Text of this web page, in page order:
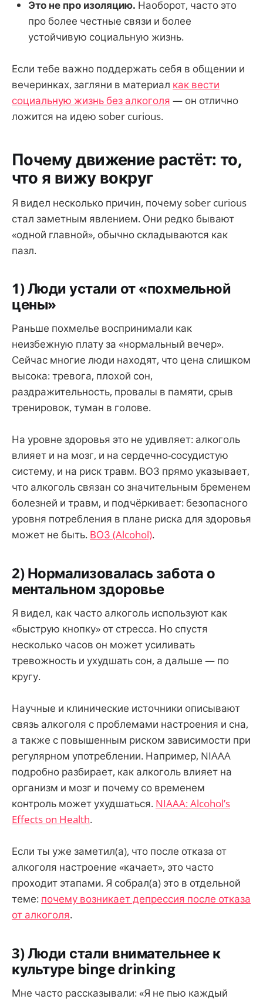
Это не про изоляцию. Наоборот, часто это
про более честные связи и более
устойчивую социальную жизнь.
Если тебе важно поддержать себя в общении и
вечеринках, загляни в материал как вести
социальную жизнь без алкоголя — он отлично
ложится на идею sober curious.
Почему движение растёт: то,
что я вижу вокруг
Я видел несколько причин, почему sober curious
стал заметным явлением. Они редко бывают
«одной главной», обычно складываются как
пазл.
1) Люди устали от «похмельной
цены»
Раньше похмелье воспринимали как
неизбежную плату за «нормальный вечер».
Сейчас многие люди находят, что цена слишком
высока: тревога, плохой сон,
раздражительность, провалы в памяти, срыв
тренировок, туман в голове.
На уровне здоровья это не удивляет: алкоголь
влияет и на мозг, и на сердечно-сосудистую
систему, и на риск травм. ВОЗ прямо указывает,
что алкоголь связан со значительным бременем
болезней и травм, и подчёркивает: безопасного
уровня потребления в плане риска для здоровья
может не быть. ВОЗ (Alcohol).
2) Нормализовалась забота о
ментальном здоровье
Я видел, как часто алкоголь используют как
«быструю кнопку» от стресса. Но спустя
несколько часов он может усиливать
тревожность и ухудшать сон, а дальше — по
кругу.
Научные и клинические источники описывают
связь алкоголя с проблемами настроения и сна,
а также с повышенным риском зависимости при
регулярном употреблении. Например, NIAAA
подробно разбирает, как алкоголь влияет на
организм и мозг и почему со временем
контроль может ухудшаться. NIAAA: Alcohol’s
Effects on Health.
Если ты уже заметил(а), что после отказа от
алкоголя настроение «качает», это часто
проходит этапами. Я собрал(а) это в отдельной
теме: почему возникает депрессия после отказа
от алкоголя.
3) Люди стали внимательнее к
культуре binge drinking
Мне часто рассказывали: «Я не пью каждый